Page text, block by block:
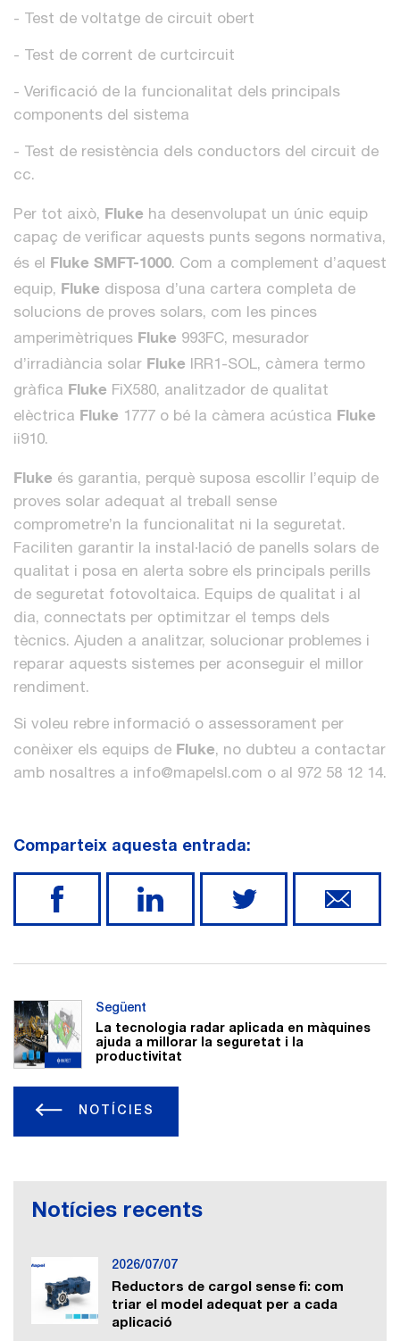
- Test de voltatge de circuit obert
- Test de corrent de curtcircuit
- Verificació de la funcionalitat dels principals
components del sistema
- Test de resistència dels conductors del circuit de
cc.
Per tot això, Fluke ha desenvolupat un únic equip
capaç de verificar aquests punts segons normativa,
és el Fluke SMFT-1000. Com a complement d’aquest
equip, Fluke disposa d’una cartera completa de
solucions de proves solars, com les pinces
amperimètriques Fluke 993FC, mesurador
d’irradiància solar Fluke IRR1-SOL, càmera termo
gràfica Fluke FiX580, analitzador de qualitat
elèctrica Fluke 1777 o bé la càmera acústica Fluke
ii910.
Fluke és garantia, perquè suposa escollir l’equip de
proves solar adequat al treball sense
comprometre’n la funcionalitat ni la seguretat.
Faciliten garantir la instal·lació de panells solars de
qualitat i posa en alerta sobre els principals perills
de seguretat fotovoltaica. Equips de qualitat i al
dia, connectats per optimitzar el temps dels
tècnics. Ajuden a analitzar, solucionar problemes i
reparar aquests sistemes per aconseguir el millor
rendiment.
Si voleu rebre informació o assessorament per
conèixer els equips de Fluke, no dubteu a contactar
amb nosaltres a info@mapelsl.com o al 972 58 12 14.
Comparteix aquesta entrada:
Següent
La tecnologia radar aplicada en màquines
ajuda a millorar la seguretat i la
productivitat
NOTÍCIES
Notícies recents
2026/07/07
Reductors de cargol sense fi: com
triar el model adequat per a cada
aplicació